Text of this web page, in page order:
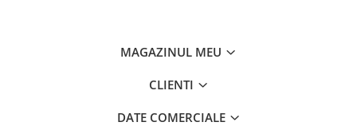
MAGAZINUL MEU
CLIENTI
DATE COMERCIALE